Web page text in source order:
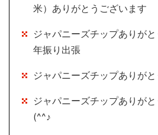
米）ありがとうございます
ジャパニーズチップありが
年振り出張
ジャパニーズチップありが
ジャパニーズチップありが
(^^♪